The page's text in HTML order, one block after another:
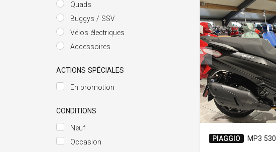
Quads
Buggys / SSV
Vélos électriques
Accessoires
ACTIONS SPÉCIALES
En promotion
CONDITIONS
Neuf
Occasion
PIAGGIO MP3 530